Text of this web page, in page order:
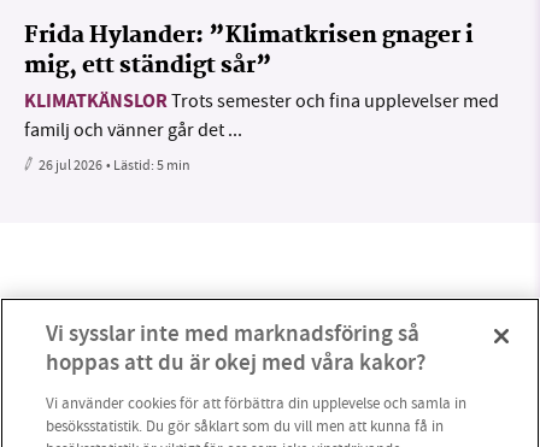
Frida Hylander: ”Klimatkrisen gnager i
mig, ett ständigt sår”
KLIMATKÄNSLORTrots semester och fina upplevelser med
familj och vänner går det ...
26 jul 2026• Lästid:5 min
Vi sysslar inte med marknadsföring så
hoppas att du är okej med våra kakor?
Vi använder cookies för att förbättra din upplevelse och samla in
besöksstatistik. Du gör såklart som du vill men att kunna få in